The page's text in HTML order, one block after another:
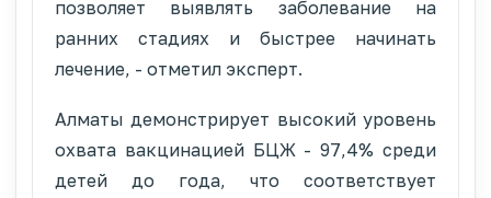
позволяет выявлять заболевание на
ранних стадиях и быстрее начинать
лечение, - отметил эксперт.
Алматы демонстрирует высокий уровень
охвата вакцинацией БЦЖ - 97,4% среди
детей до года, что соответствует